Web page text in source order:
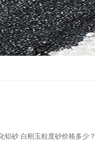
铝砂 白刚玉粒度砂价格多少？